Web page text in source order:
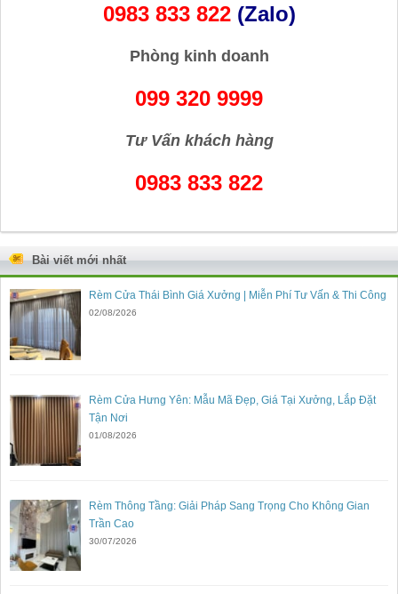
0983 833 822 (Zalo)
Phòng kinh doanh
099 320 9999
Tư Vấn khách hàng
0983 833 822
Bài viết mới nhất
Rèm Cửa Thái Bình Giá Xưởng | Miễn Phí Tư Vấn & Thi Công
02/08/2026
Rèm Cửa Hưng Yên: Mẫu Mã Đẹp, Giá Tại Xưởng, Lắp Đặt
Tận Nơi
01/08/2026
Rèm Thông Tầng: Giải Pháp Sang Trọng Cho Không Gian
Trần Cao
30/07/2026